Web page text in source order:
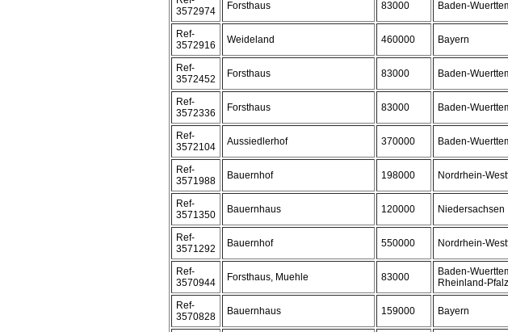
3572974
Forsthaus 83000 Baden-
Ref-
3572916
Weideland 460000 Bayern
Ref-
3572452
Forsthaus 83000 Baden-
Ref-
3572336
Forsthaus 83000 Baden-
Ref-
3572104
Aussiedlerhof 370000 Baden-
Ref-
3571988
Bauernhof 198000 Nordrhein-
Ref-
3571350
Bauernhaus 120000 Niedersachsen
Ref-
3571292
Bauernhof 550000 Nordrhein-
Ref-
3570944
Forsthaus, Muehle 83000
Baden-
Rheinland-Pfalz
Ref-
3570828
Bauernhaus 159000 Bayern